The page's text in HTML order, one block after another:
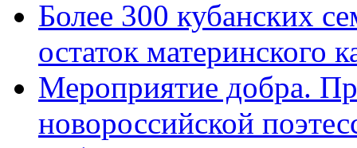
Более 300 кубанских
остаток материнского
Мероприятие добра.
новороссийской